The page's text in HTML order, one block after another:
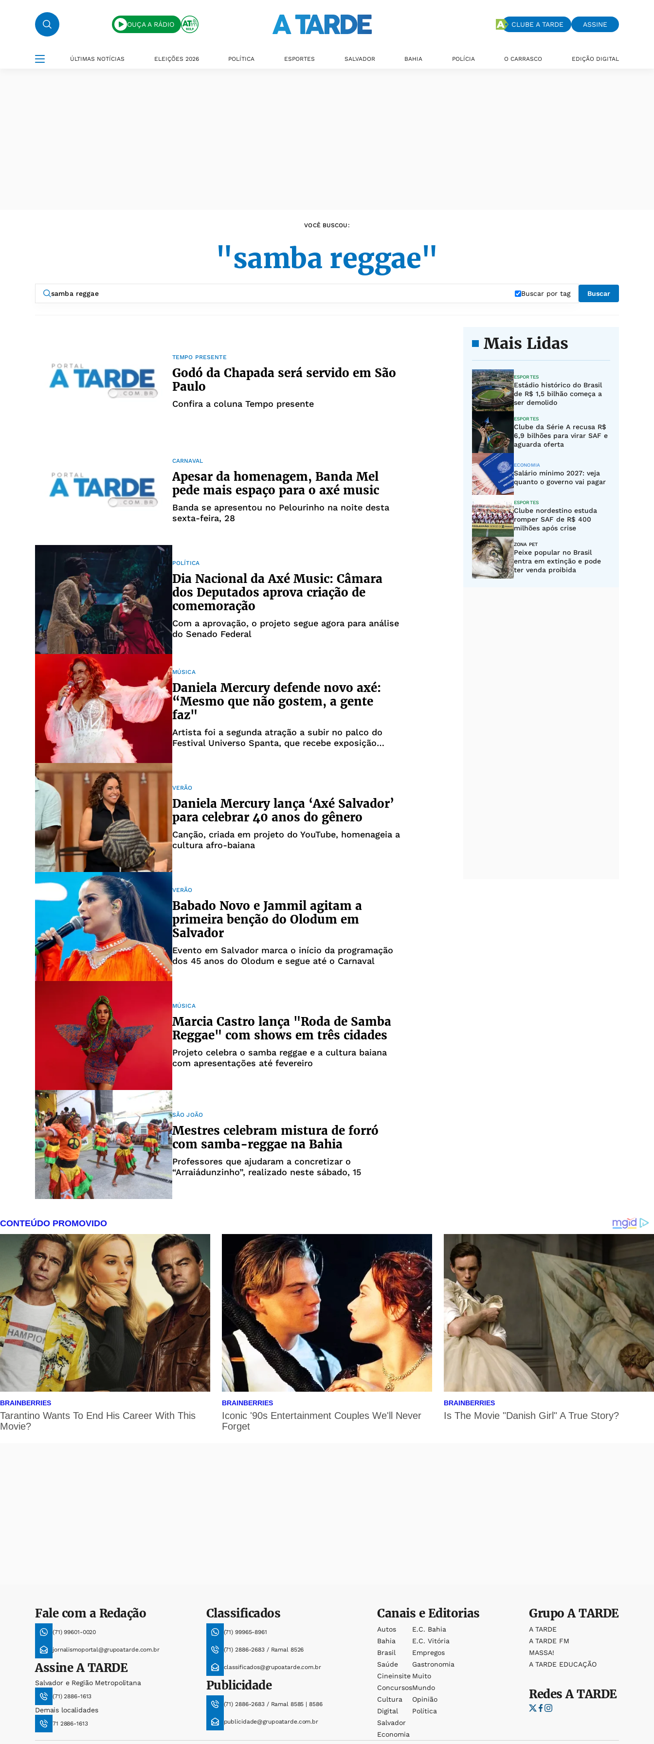
OUÇA A RÁDIO CLUBE A TARDE ASSINE
ÚLTIMAS NOTÍCIAS ELEIÇÕES 2026 POLÍTICA ESPORTES SALVADOR BAHIA POLÍCIA O CARRASCO EDIÇÃO DIGITAL
VOCÊ BUSCOU:
"samba reggae"
Buscar por tag Buscar
TEMPO PRESENTE
Godó da Chapada será servido em São
Paulo
Confira a coluna Tempo presente
CARNAVAL
Apesar da homenagem, Banda Mel
pede mais espaço para o axé music
Banda se apresentou no Pelourinho na noite desta
sexta-feira, 28
POLÍTICA
Dia Nacional da Axé Music: Câmara
dos Deputados aprova criação de
comemoração
Com a aprovação, o projeto segue agora para análise
do Senado Federal
MÚSICA
Daniela Mercury defende novo axé:
“Mesmo que não gostem, a gente
faz"
Artista foi a segunda atração a subir no palco do
Festival Universo Spanta, que recebe exposição
VERÃO
Daniela Mercury lança ‘Axé Salvador’
para celebrar 40 anos do gênero
Canção, criada em projeto do YouTube, homenageia a
cultura afro-baiana
VERÃO
Babado Novo e Jammil agitam a
primeira benção do Olodum em
Salvador
Evento em Salvador marca o início da programação
dos 45 anos do Olodum e segue até o Carnaval
MÚSICA
Marcia Castro lança "Roda de Samba
Reggae" com shows em três cidades
Projeto celebra o samba reggae e a cultura baiana
com apresentações até fevereiro
SÃO JOÃO
Mestres celebram mistura de forró
com samba-reggae na Bahia
Professores que ajudaram a concretizar o
“Arraiádunzinho”, realizado neste sábado, 15
Mais Lidas
ESPORTES
Estádio histórico do Brasil
de R$ 1,5 bilhão começa a
ser demolido
ESPORTES
Clube da Série A recusa R$
6,9 bilhões para virar SAF e
aguarda oferta
ECONOMIA
Salário mínimo 2027: veja
quanto o governo vai pagar
ESPORTES
Clube nordestino estuda
romper SAF de R$ 400
milhões após crise
ZONA PET
Peixe popular no Brasil
entra em extinção e pode
ter venda proibida
Fale com a Redação
(71) 99601-0020
jornalismoportal@grupoatarde.com.br
AssineA TARDE
Salvador e Região Metropolitana
(71) 2886-1613
Demais localidades
71 2886-1613
Classificados
(71) 99965-8961
(71) 2886-2683 / Ramal 8526
classificados@grupoatarde.com.br
Publicidade
(71) 2886-2683 / Ramal 8585 | 8586
publicidade@grupoatarde.com.br
Canais e Editorias
Autos
Bahia
Brasil
Saúde
Cineinsite
Concursos
Cultura
Digital
Salvador
Economia
E.c. Bahia
E.c. Vitória
Empregos
Gastronomia
Muito
Mundo
Opinião
Política
GrupoA TARDE
A TARDE
A TARDE FM
MASSA!
A TARDE EDUCAÇÃO
RedesA TARDE